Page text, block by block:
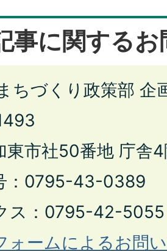
事に関する
ちづくり政策部 企
東市社50番地 庁舎
：0795-43-0389
ス：0795-42-5055
ォームによるお問